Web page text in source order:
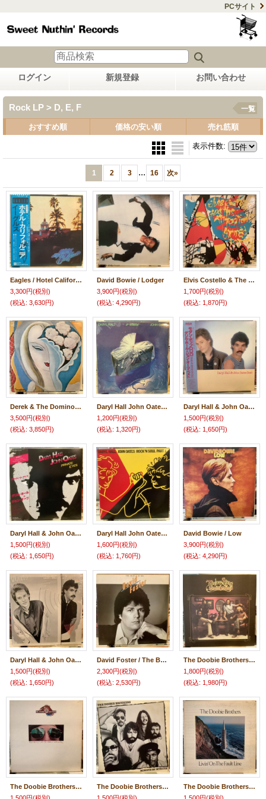
PCサイト
ログイン 新規登録 お問い合わせ
Rock LP > D, E, F 一覧
おすすめ順 価格の安い順 売れ筋順
表示件数:
1 2 3 ... 16 次»
Eagles / Hotel California
3,300円(税別)
(税込: 3,630円)
David Bowie / Lodger
3,900円(税別)
(税込: 4,290円)
Elvis Costello & The Attractions / Armed Forces
1,700円(税別)
(税込: 1,870円)
Derek & The Dominos / Layla And Other Assorted Love Songs
3,500円(税別)
(税込: 3,850円)
Daryl Hall John Oates / X-Static
1,200円(税別)
(税込: 1,320円)
Daryl Hall & John Oates / Daryl Hall & John Oates Best
1,500円(税別)
(税込: 1,650円)
Daryl Hall & John Oates / Private Eyes
1,500円(税別)
(税込: 1,650円)
Daryl Hall John Oates / Rock 'N Soul Part 1
1,600円(税別)
(税込: 1,760円)
David Bowie / Low
3,900円(税別)
(税込: 4,290円)
Daryl Hall & John Oates / Voices
1,500円(税別)
(税込: 1,650円)
David Foster / The Best Of Me
2,300円(税別)
(税込: 2,530円)
The Doobie Brothers / Toulouse Street
1,800円(税別)
(税込: 1,980円)
The Doobie Brothers / Takin' It To The Streets
The Doobie Brothers / Minute By Minute
The Doobie Brothers / Livin' On The Fault Line